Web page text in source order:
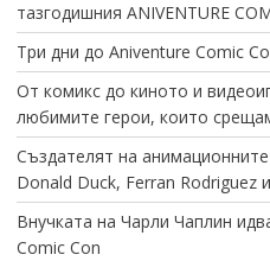
тазгодишния ANIVENTURE
Три дни до Aniventure Comic
От комикс до киното и
любимите герои, които
Създателят на
Donald Duck, Ferran Rodriguez
Внучката на Чарли Чаплин
Comic Con